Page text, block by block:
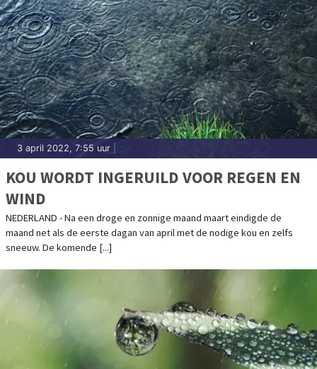
3 april 2022, 7:55 uur
KOU WORDT INGERUILD VOOR REGEN EN
WIND
NEDERLAND - Na een droge en zonnige maand maart eindigde de
maand net als de eerste dagan van april met de nodige kou en zelfs
sneeuw. De komende [...]